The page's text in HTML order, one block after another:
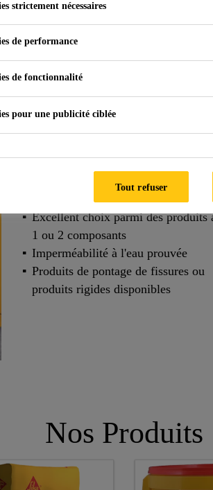
les structures contre les
conçues pour assurer
Excellent choix parmi des produits
1 ou 2 composants
Imperméabilité à l'eau prouvée
Produits de pontage de fissures ou
produits rigides disponibles
Nos Produits
strictement nécessaires
de performance
de fonctionnalité
pour une publicité ciblée
Tout refuser